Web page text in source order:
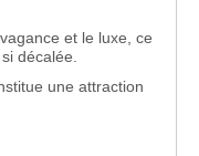
et le luxe, ce
décalée.
une attraction